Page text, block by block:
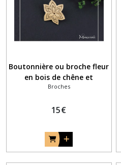
Boutonnière ou broche fleur
en bois de chêne et
pyrogravure
Broches
15€